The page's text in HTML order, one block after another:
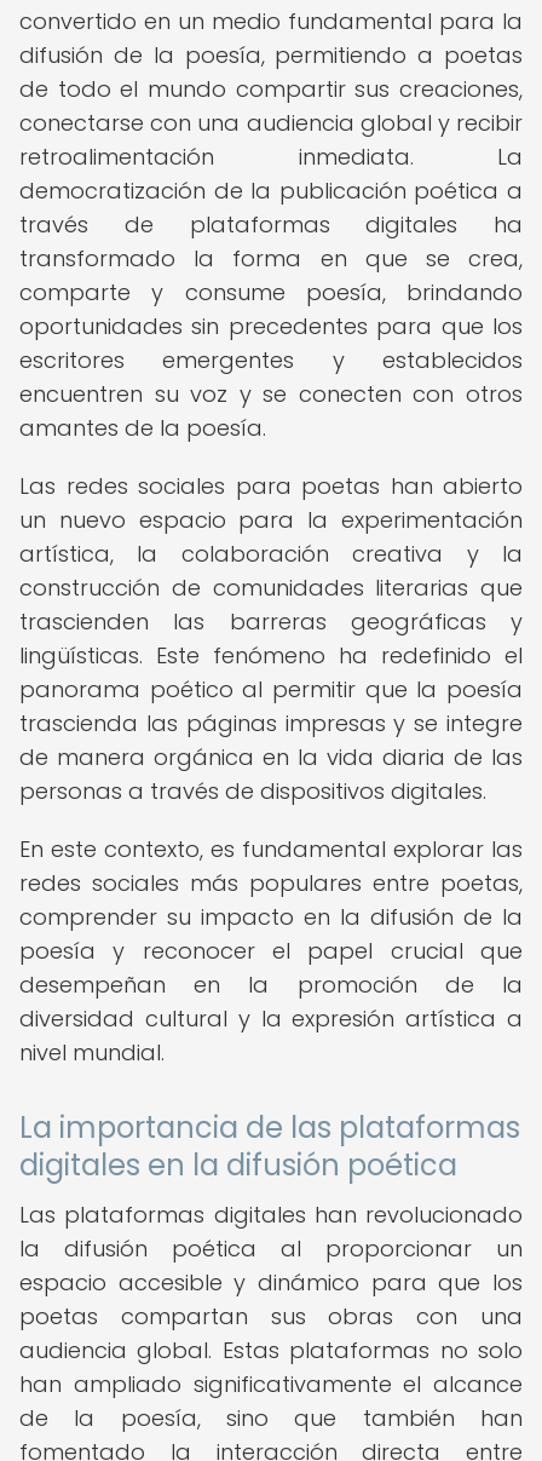
convertido en un medio fundamental para la
difusión de la poesía, permitiendo a poetas
de todo el mundo compartir sus creaciones,
conectarse con una audiencia global y recibir
retroalimentación inmediata. La
democratización de la publicación poética a
través de plataformas digitales ha
transformado la forma en que se crea,
comparte y consume poesía, brindando
oportunidades sin precedentes para que los
escritores emergentes y establecidos
encuentren su voz y se conecten con otros
amantes de la poesía.
Las redes sociales para poetas han abierto
un nuevo espacio para la experimentación
artística, la colaboración creativa y la
construcción de comunidades literarias que
trascienden las barreras geográficas y
lingüísticas. Este fenómeno ha redefinido el
panorama poético al permitir que la poesía
trascienda las páginas impresas y se integre
de manera orgánica en la vida diaria de las
personas a través de dispositivos digitales.
En este contexto, es fundamental explorar las
redes sociales más populares entre poetas,
comprender su impacto en la difusión de la
poesía y reconocer el papel crucial que
desempeñan en la promoción de la
diversidad cultural y la expresión artística a
nivel mundial.
La importancia de las plataformas
digitales en la difusión poética
Las plataformas digitales han revolucionado
la difusión poética al proporcionar un
espacio accesible y dinámico para que los
poetas compartan sus obras con una
audiencia global. Estas plataformas no solo
han ampliado significativamente el alcance
de la poesía, sino que también han
fomentado la interacción directa entre